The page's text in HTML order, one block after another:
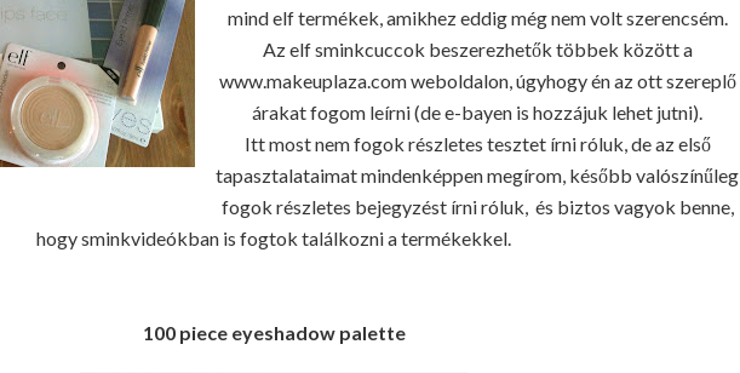
mind elf termékek, amikhez eddig még nem volt szerencsém.
Az elf sminkcuccok beszerezhetők többek között a
www.makeuplaza.com weboldalon, úgyhogy én az ott szereplő
árakat fogom leírni (de e-bayen is hozzájuk lehet jutni).
Itt most nem fogok részletes tesztet írni róluk, de az első
tapasztalataimat mindenképpen megírom, később valószínűleg
fogok részletes bejegyzést írni róluk, és biztos vagyok benne,
hogy sminkvideókban is fogtok találkozni a termékekkel.
100 piece eyeshadow palette